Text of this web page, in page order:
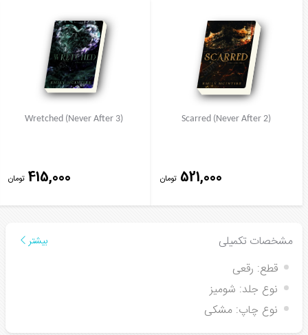
Scarred (Never After 2)
521,000 تومان
Wretched (Never After 3)
415,000 تومان
مشخصات تکمیلی بیشتر
قطع: رقعی
نوع جلد: شومیز
نوع چاپ: مشکی